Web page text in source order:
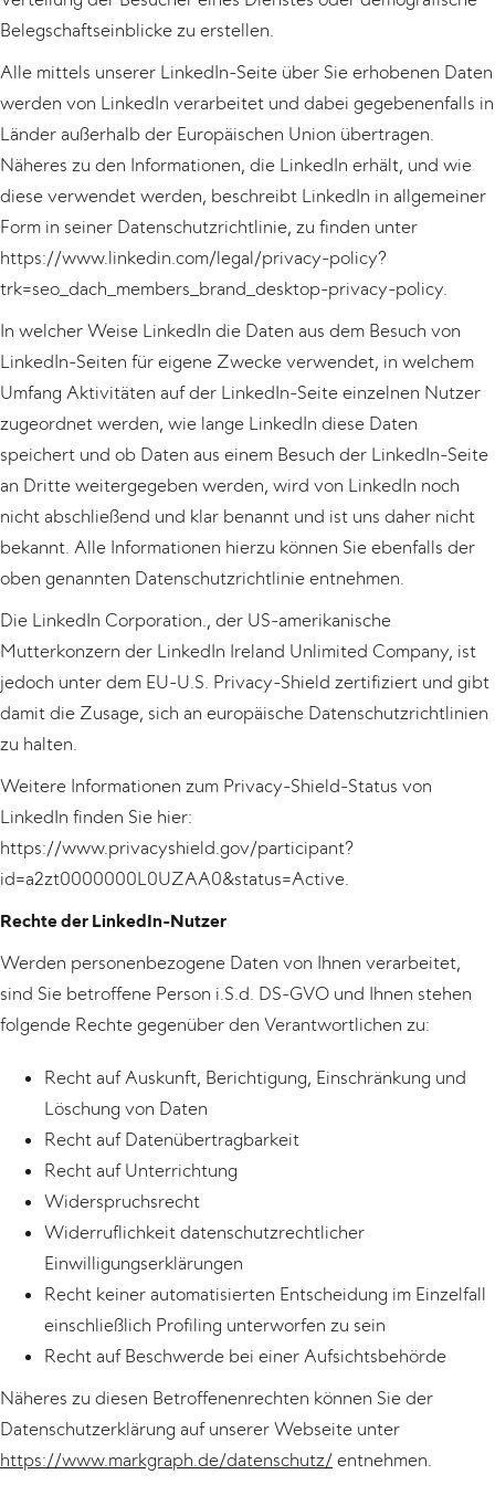
Belegschaftseinblicke zu erstellen.
Alle mittels unserer LinkedIn-Seite über Sie erhobenen Daten
werden von LinkedIn verarbeitet und dabei gegebenenfalls in
Länder außerhalb der Europäischen Union übertragen.
Näheres zu den Informationen, die LinkedIn erhält, und wie
diese verwendet werden, beschreibt LinkedIn in allgemeiner
Form in seiner Datenschutzrichtlinie, zu finden unter
https://www.linkedin.com/legal/privacy-policy?
trk=seo_dach_members_brand_desktop-privacy-policy.
In welcher Weise LinkedIn die Daten aus dem Besuch von
LinkedIn-Seiten für eigene Zwecke verwendet, in welchem
Umfang Aktivitäten auf der LinkedIn-Seite einzelnen Nutzer
zugeordnet werden, wie lange LinkedIn diese Daten
speichert und ob Daten aus einem Besuch der LinkedIn-Seite
an Dritte weitergegeben werden, wird von LinkedIn noch
nicht abschließend und klar benannt und ist uns daher nicht
bekannt. Alle Informationen hierzu können Sie ebenfalls der
oben genannten Datenschutzrichtlinie entnehmen.
Die LinkedIn Corporation., der US-amerikanische
Mutterkonzern der LinkedIn Ireland Unlimited Company, ist
jedoch unter dem EU-U.S. Privacy-Shield zertifiziert und gibt
damit die Zusage, sich an europäische Datenschutzrichtlinien
zu halten.
Weitere Informationen zum Privacy-Shield-Status von
LinkedIn finden Sie hier:
https://www.privacyshield.gov/participant?
id=a2zt0000000L0UZAA0&status=Active.
Rechte der LinkedIn-Nutzer
Werden personenbezogene Daten von Ihnen verarbeitet,
sind Sie betroffene Person i.S.d. DS-GVO und Ihnen stehen
folgende Rechte gegenüber den Verantwortlichen zu:
Recht auf Auskunft, Berichtigung, Einschränkung und
Löschung von Daten
Recht auf Datenübertragbarkeit
Recht auf Unterrichtung
Widerspruchsrecht
Widerruflichkeit datenschutzrechtlicher
Einwilligungserklärungen
Recht keiner automatisierten Entscheidung im Einzelfall
einschließlich Profiling unterworfen zu sein
Recht auf Beschwerde bei einer Aufsichtsbehörde
Näheres zu diesen Betroffenenrechten können Sie der
Datenschutzerklärung auf unserer Webseite unter
https://www.markgraph.de/datenschutz/ entnehmen.